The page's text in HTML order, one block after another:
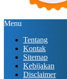
Menu
Tentang
Kontak
Sitemap
Kebijakan
Disclaimer